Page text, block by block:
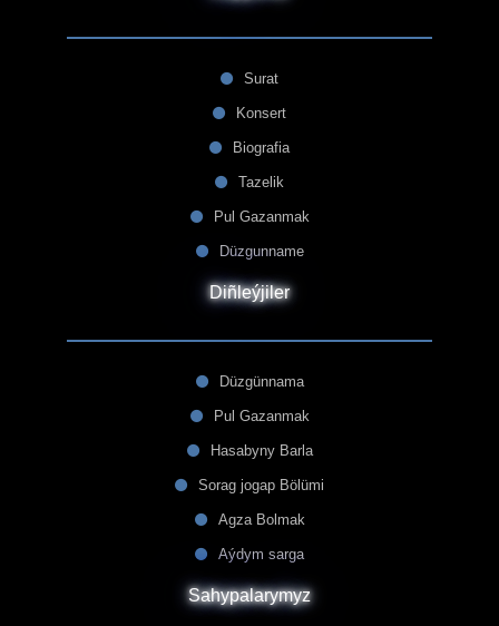
Surat
Konsert
Biografia
Tazelik
Pul Gazanmak
Düzgunname
Diñleýjiler
Düzgünnama
Pul Gazanmak
Hasabyny Barla
Sorag jogap Bölümi
Agza Bolmak
Aýdym sarga
Sahypalarymyz